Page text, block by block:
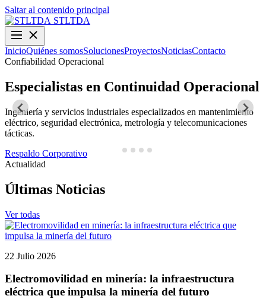
Saltar al contenido principal
STLTDA
InicioQuiénes somosSolucionesProyectosNoticiasContacto
Confiabilidad Operacional
Especialistas en Continuidad Operacional
Ingeniería y servicios industriales especializados en mantenimiento
eléctrico, seguridad electrónica, metrología y telecomunicaciones
tácticas.
Respaldo Corporativo
Actualidad
Últimas Noticias
Ver todas
22 Julio 2026
Electromovilidad en minería: la infraestructura
eléctrica que impulsa la minería del futuro